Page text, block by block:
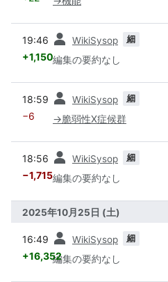
19:46 WikiSysop 細
+1,150編集の要約なし
18:59 WikiSysop 細
−6 →脆弱性X症候群
18:56 WikiSysop 細
−1,715編集の要約なし
2025年10月25日 (土)
16:49 WikiSysop 細
+16,352編集の要約なし